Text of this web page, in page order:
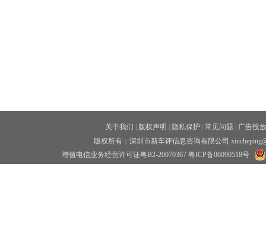
关于我们 版权声明 隐私保护 常见问题
广告投放
版权所有：深圳市新车评信息咨询有限公司
增值电信业务经营许可证粤B2-20070367 粤ICP备06090518号